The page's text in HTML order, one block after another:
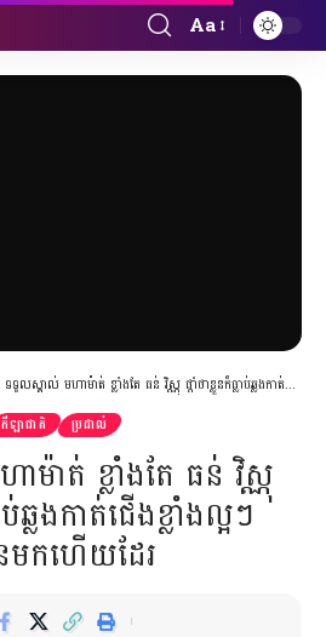
Font
Resizer
Aa
ទទួលស្គាល់ មហាម៉ាត់ ខ្លាំងតែ ធន់ វិស្ណុ ផ្ដាំថាខ្លួនក៏ធ្លាប់ឆ្លងកាត់ជើងខ្លាំងល្អៗច្រើនមកហើយដែរ
កីឡាជាតិ ប្រដាល់
ាត់ ខ្លាំងតែ ធន់ វិស្ណុ
ប់ឆ្លងកាត់ជើងខ្លាំងល្អៗ
មកហើយដែរ